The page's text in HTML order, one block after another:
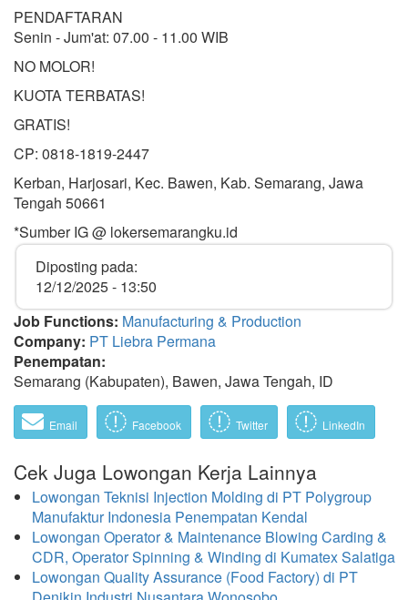
PENDAFTARAN
Senin - Jum'at: 07.00 - 11.00 WIB
NO MOLOR!
KUOTA TERBATAS!
GRATIS!
CP: 0818-1819-2447
Kerban, Harjosari, Kec. Bawen, Kab. Semarang, Jawa
Tengah 50661
*Sumber IG @ lokersemarangku.id
Diposting pada:
12/12/2025 - 13:50
Job Functions: Manufacturing & Production
Company: PT Liebra Permana
Penempatan:
Semarang (Kabupaten), Bawen, Jawa Tengah, ID
Email Facebook Twitter LinkedIn
Cek Juga Lowongan Kerja Lainnya
Lowongan Teknisi Injection Molding di PT Polygroup
Manufaktur Indonesia Penempatan Kendal
Lowongan Operator & Maintenance Blowing Carding &
CDR, Operator Spinning & Winding di Kumatex Salatiga
Lowongan Quality Assurance (Food Factory) di PT